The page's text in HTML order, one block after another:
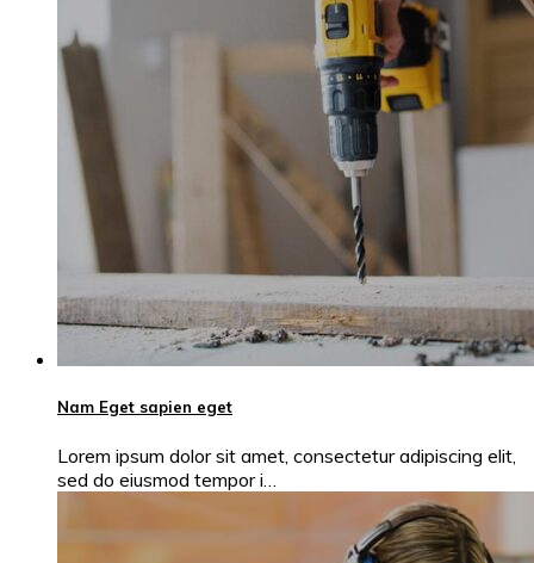
Nam Eget sapien eget
Lorem ipsum dolor sit amet, consectetur adipiscing elit,
sed do eiusmod tempor i…